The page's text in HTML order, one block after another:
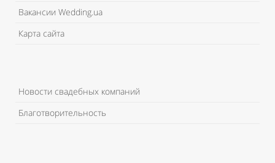
Вакансии Wedding.ua
Карта сайта
Новости свадебных компаний
Благотворительность